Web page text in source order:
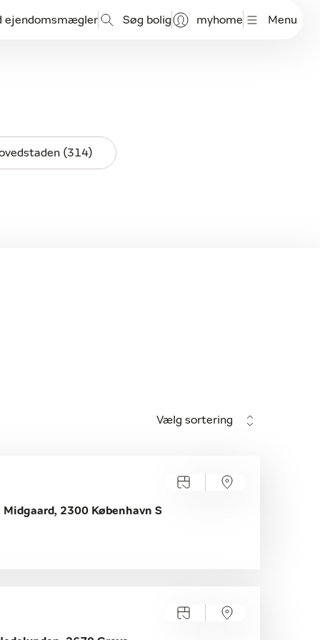
ejendomsmægler Søg bolig myhome Menu
(314)
Vælg sortering
2300 København S